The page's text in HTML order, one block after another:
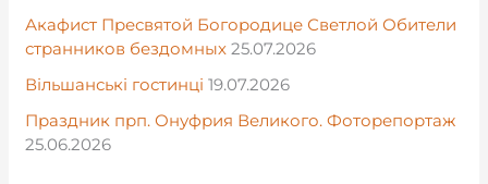
Акафист Пресвятой Богородице Светлой Обители
странников бездомных 25.07.2026
Вільшанські гостинці 19.07.2026
Праздник прп. Онуфрия Великого. Фоторепортаж
25.06.2026